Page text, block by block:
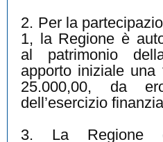
2. Per la
1, la Regione è
al patrimonio
apporto iniziale
25.000,00, da
dell’esercizio
3. La Regione